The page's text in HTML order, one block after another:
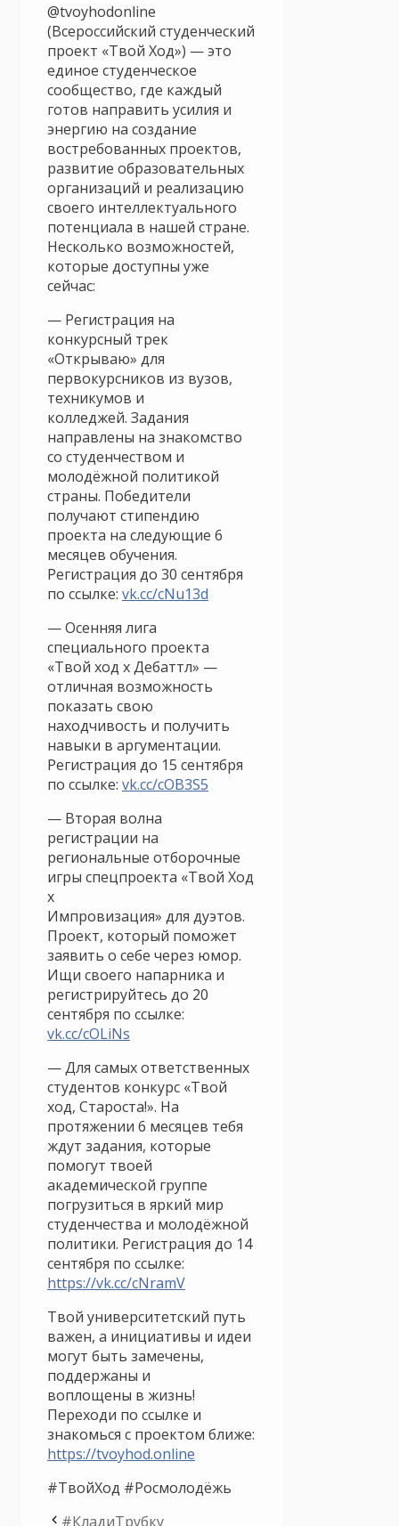
@tvoyhodonline
(Всероссийский студенческий
проект «Твой Ход») — это
единое студенческое
сообщество, где каждый
готов направить усилия и
энергию на создание
востребованных проектов,
развитие образовательных
организаций и реализацию
своего интеллектуального
потенциала в нашей стране.
Несколько возможностей,
которые доступны уже
сейчас:
— Регистрация на
конкурсный трек
«Открываю» для
первокурсников из вузов,
техникумов и
колледжей. Задания
направлены на знакомство
со студенчеством и
молодёжной политикой
страны. Победители
получают стипендию
проекта на следующие 6
месяцев обучения.
Регистрация до 30 сентября
по ссылке: vk.cc/cNu13d
— Осенняя лига
специального проекта
«Твой ход х Дебаттл» —
отличная возможность
показать свою
находчивость и получить
навыки в аргументации.
Регистрация до 15 сентября
по ссылке: vk.cc/cOB3S5
— Вторая волна
регистрации на
региональные отборочные
игры спецпроекта «Твой Ход
х
Импровизация» для дуэтов.
Проект, который поможет
заявить о себе через юмор.
Ищи своего напарника и
регистрируйтесь до 20
сентября по ссылке:
vk.cc/cOLiNs
— Для самых ответственных
студентов конкурс «Твой
ход, Староста!». На
протяжении 6 месяцев тебя
ждут задания, которые
помогут твоей
академической группе
погрузиться в яркий мир
студенчества и молодёжной
политики. Регистрация до 14
сентября по ссылке:
https://vk.cc/cNramV
Твой университетский путь
важен, а инициативы и идеи
могут быть замечены,
поддержаны и
воплощены в жизнь!
Переходи по ссылке и
знакомься с проектом ближе:
https://tvoyhod.online
#ТвойХод #Росмолодёжь
#КладиТрубку